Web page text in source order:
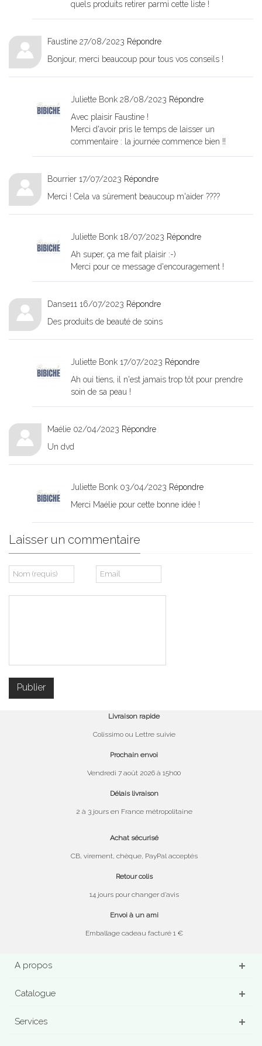
quels produits retirer parmi cette liste !
Faustine 27/08/2023 Répondre
Bonjour, merci beaucoup pour tous vos conseils !
Juliette Bonk 28/08/2023 Répondre
Avec plaisir Faustine !
Merci d'avoir pris le temps de laisser un
commentaire : la journée commence bien !!
Bourrier 17/07/2023 Répondre
Merci ! Cela va sûrement beaucoup m'aider ????
Juliette Bonk 18/07/2023 Répondre
Ah super, ça me fait plaisir :-)
Merci pour ce message d'encouragement !
Danse11 16/07/2023 Répondre
Des produits de beauté de soins
Juliette Bonk 17/07/2023 Répondre
Ah oui tiens, il n'est jamais trop tôt pour prendre
soin de sa peau !
Maélie 02/04/2023 Répondre
Un dvd
Juliette Bonk 03/04/2023 Répondre
Merci Maélie pour cette bonne idée !
Laisser un commentaire
Livraison rapide
Colissimo ou Lettre suivie
Prochain envoi
Vendredi 7 août 2026 à 15h00
Délais livraison
2 à 3 jours en France métropolitaine
Achat sécurisé
CB, virement, chèque, PayPal acceptés
Retour colis
14 jours pour changer d’avis
Envoi à un ami
Emballage cadeau facturé 1 €
A propos
Catalogue
Services